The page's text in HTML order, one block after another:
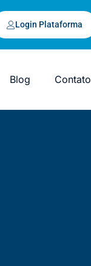
Login Plataforma
Blog Contato